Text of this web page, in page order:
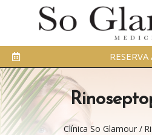
Clínica So Glamour/